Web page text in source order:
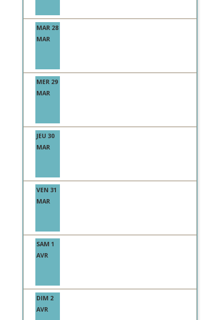
MAR 28
MAR
MER 29
MAR
JEU 30
MAR
VEN 31
MAR
SAM 1
AVR
DIM 2
AVR